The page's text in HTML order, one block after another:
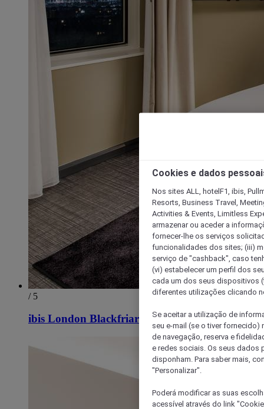
/ 5
ibis London Blackfriars
Cookies e dados
Nos sites ALL, hotelF1, ibis,
Resorts, Business Travel,
Activities & Events, Limitless
armazenar ou aceder a
fornecer-lhe os serviços
funcionalidades dos sites; (iii)
serviço de "cashback", caso
(vi) estabelecer um perfil dos
cada um dos seus dispositivos
diferentes utilizações clicando
Se aceitar a utilização de
seu e-mail (se o tiver
de navegação, reserva e
e redes sociais. Os seus dados
disponham. Para saber mais,
"Personalizar".
Poderá modificar as suas
acessível através do link